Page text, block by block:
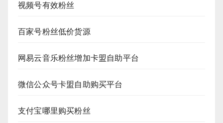
视频号有效粉丝
百家号粉丝低价货源
网易云音乐粉丝增加卡盟自助平台
微信公众号卡盟自助购买平台
支付宝哪里购买粉丝